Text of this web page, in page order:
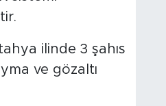
ilinde 3 şahıs
ve gözaltı